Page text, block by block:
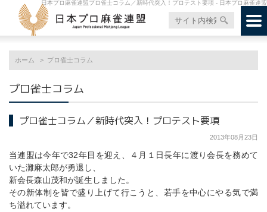
日本プロ麻雀連盟プロ雀士コラム／新時代突入！プロテスト要項 - 日本プロ麻雀連盟
ホーム プロ雀士コラム
プロ雀士コラム
プロ雀士コラム／新時代突入！プロテスト要項
2013年08月23日
当連盟は今年で32年目を迎え、４月１日長年に渡り会長を務めて
いた灘麻太郎が勇退し、
新会長森山茂和が誕生しました。
その新体制を皆で盛り上げて行こうと、若手を中心にやる気で満
ち溢れています。